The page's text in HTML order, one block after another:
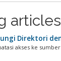
Direktori
akses ke